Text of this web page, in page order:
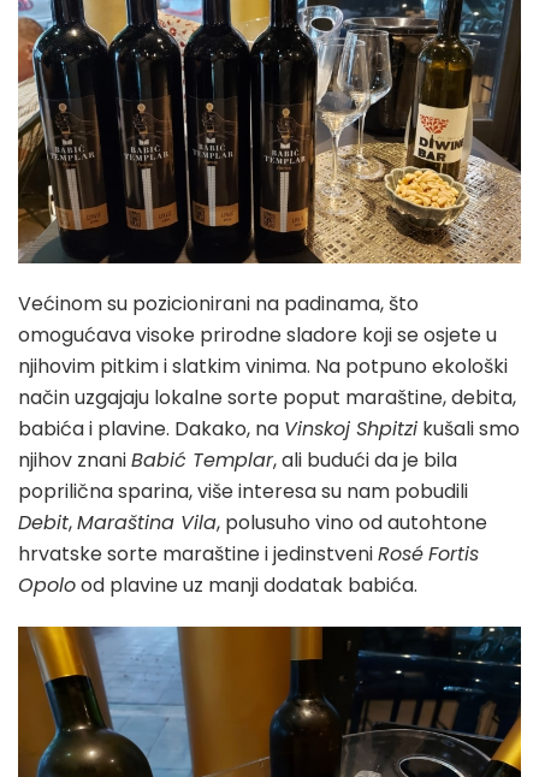
Većinom su pozicionirani na padinama, što
omogućava visoke prirodne sladore koji se osjete u
njihovim pitkim i slatkim vinima. Na potpuno ekološki
način uzgajaju lokalne sorte poput maraštine, debita,
babića i plavine. Dakako, na Vinskoj Shpitzi kušali smo
njihov znaniBabić Templar, ali budući da je bila
poprilična sparina, više interesa su nam pobudili
Debit,Maraština Vila, polusuho vino od autohtone
hrvatske sorte maraštine i jedinstveniRoséFortis
Opolood plavine uz manji dodatak babića.